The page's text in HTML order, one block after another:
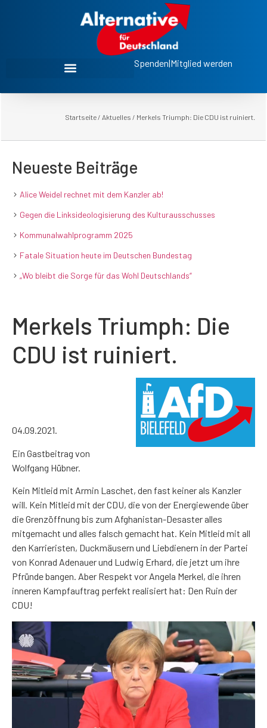
Spenden|Mitglied werden
Startseite / Aktuelles / Merkels Triumph: Die CDU ist ruiniert.
Neueste Beiträge
Alice Weidel rechnet mit dem Kanzler ab!
Gegen die Linksideologisierung des Kulturausschusses
Kommunalwahlprogramm 2025
Fatale Situation heute im Deutschen Bundestag
„Wo bleibt die Sorge für das Wohl Deutschlands“
Merkels Triumph: Die
CDU ist ruiniert.
04.09.2021.
Ein Gastbeitrag von
Wolfgang Hübner.
Kein Mitleid mit Armin Laschet, den fast keiner als Kanzler
will. Kein Mitleid mit der CDU, die von der Energiewende über
die Grenzöffnung bis zum Afghanistan-Desaster alles
mitgemacht und alles falsch gemacht hat. Kein Mitleid mit all
den Karrieristen, Duckmäusern und Liebdienern in der Partei
von Konrad Adenauer und Ludwig Erhard, die jetzt um ihre
Pfründe bangen. Aber Respekt vor Angela Merkel, die ihren
inneren Kampfauftrag perfekt realisiert hat: Den Ruin der
CDU!